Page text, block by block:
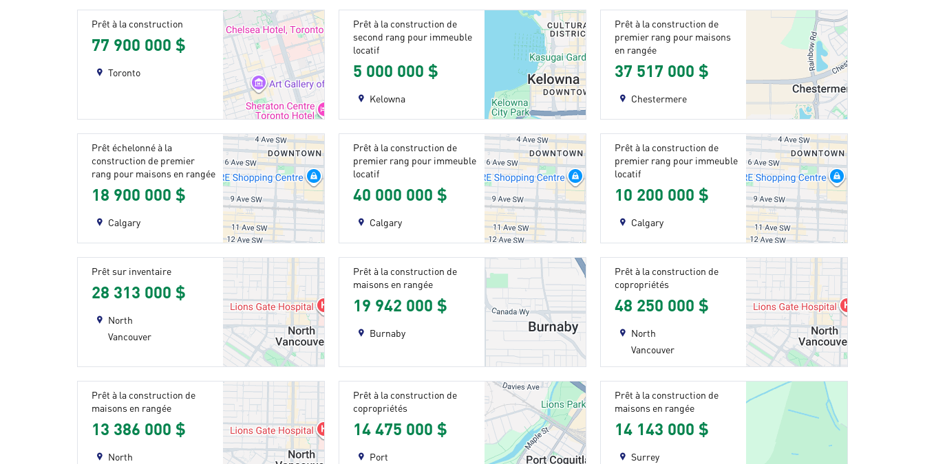
Prêt à la construction
77 900 000 $
Toronto
Prêt à la construction de
second rang pour immeuble
locatif
5 000 000 $
Kelowna
Prêt à la construction de
premier rang pour maisons
en rangée
37 517 000 $
Chestermere
Prêt échelonné à la
construction de premier
rang pour maisons en rangée
18 900 000 $
Calgary
Prêt à la construction de
premier rang pour immeuble
locatif
40 000 000 $
Calgary
Prêt à la construction de
premier rang pour immeuble
locatif
10 200 000 $
Calgary
Prêt sur inventaire
28 313 000 $
North
Vancouver
Prêt à la construction de
maisons en rangée
19 942 000 $
Burnaby
Prêt à la construction de
copropriétés
48 250 000 $
North
Vancouver
Prêt à la construction de
maisons en rangée
13 386 000 $
North
Prêt à la construction de
copropriétés
14 475 000 $
Port
Prêt à la construction de
maisons en rangée
14 143 000 $
Surrey